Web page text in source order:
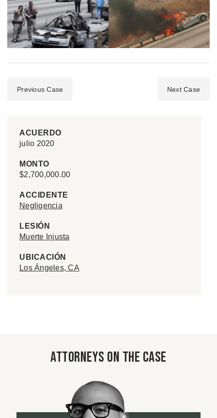
Previous Case Next Case
ACUERDO
julio 2020
MONTO
$2,700,000.00
ACCIDENTE
Negligencia
LESIÓN
Muerte Injusta
UBICACIÓN
Los Ángeles, CA
Attorneys on the case